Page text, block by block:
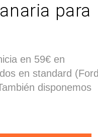
para
en 59€ en
en standard (Ford
disponemos